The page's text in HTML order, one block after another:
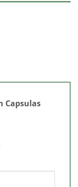
Capsulas